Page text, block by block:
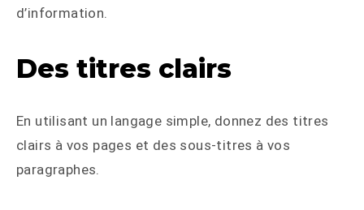
d’information.
Des titres clairs
En utilisant un langage simple, donnez des titres
clairs à vos pages et des sous-titres à vos
paragraphes.